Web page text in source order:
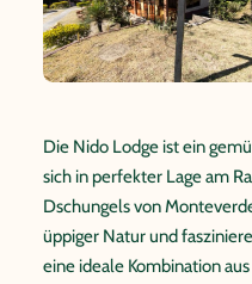
Die Nido Lodge ist ein
sich in perfekter Lage am
Dschungels von
üppiger Natur und
eine ideale Kombination